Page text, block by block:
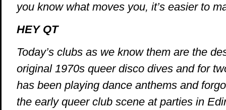
you know what moves you, it’s easier to
HEY QT
Today’s clubs as we know them are the
original 1970s queer disco dives and for
has been playing dance anthems and
the early queer club scene at parties in